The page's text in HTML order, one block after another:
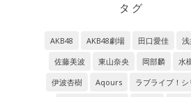
タグ
AKB48 AKB48劇場 田口愛佳
佐藤美波
東山奈央 岡部麟
水
伊波杏樹
Aqours
ラブライブ！